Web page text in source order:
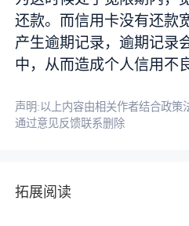
还款。而信用卡没有还款
产生逾期记录，逾期记录
中，从而造成个人信用不
声明:以上内容由相关作者结合政策
通过意见反馈联系删除
拓展阅读